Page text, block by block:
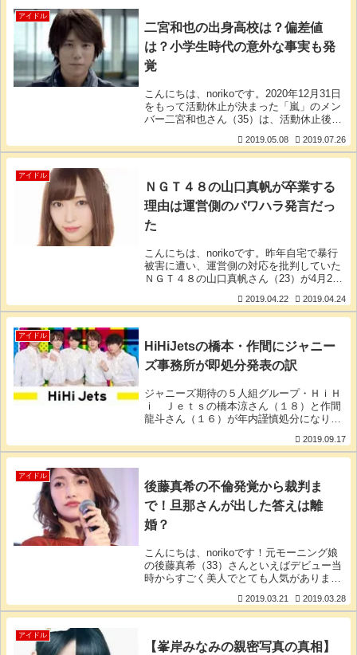
アイドル
二宮和也の出身高校は？偏差値
は？小学生時代の意外な事実も発
覚
こんにちは、norikoです。2020年12月31日
をもって活動休止が決まった「嵐」のメン
バー二宮和也さん（35）は、活動休止後に
るのではないかと話題になっています。今
回は、人気絶好調で何かと世間を騒
2019.05.08 2019.07.26
アイドル
ＮＧＴ４８の山口真帆が卒業する
理由は運営側のパワハラ発言だっ
た
こんにちは、norikoです。昨年自宅で暴行
被害に遭い、運営側の対応を批判していた
ＮＧＴ４８の山口真帆さん（23）が4月21
千秋楽公演で、卒業を発表しました。運営
側との溝が埋まらず、卒業するしかないと
2019.04.22 2019.04.24
アイドル
HiHiJetsの橋本・作間にジャニー
ズ事務所が即処分発表の訳
ジャニーズ期待の５人組グループ・ＨｉＨ
ｉ Ｊｅｔｓの橋本涼さん（１８）と作間
龍斗さん（１６）が年内謹慎処分になりま
め、ネット上に橋本さんと作間さんのプラ
イベート写真が流出したことで、作間さん
2019.09.17
アイドル
後藤真希の不倫発覚から裁判ま
で！旦那さんが出した答えは離
婚？
こんにちは、norikoです！元モーニング娘
の後藤真希（33）さんといえばデビュー当
時からすごく美人でとても人気がありまし
し、最近話題になっています。後藤真希さ
んは2014年7月22日に一般人男性と結婚
2019.03.21 2019.03.28
アイドル
【峯岸みなみの親密写真の真相】